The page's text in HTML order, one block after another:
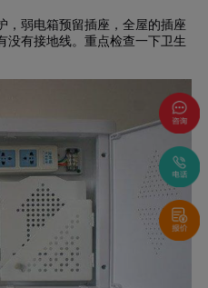
，弱电箱预留插座，全屋的插座
没有接地线。重点检查一下卫生